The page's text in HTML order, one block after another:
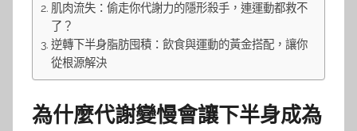
肌肉流失：偷走你代謝力的隱形殺手，連運動都救不
了？
逆轉下半身脂肪囤積：飲食與運動的黃金搭配，讓你
從根源解決
為什麼代謝變慢會讓下半身成為